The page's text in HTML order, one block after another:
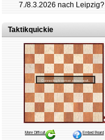
7./8.3.2026 nach Leipzig?
Taktikquickie